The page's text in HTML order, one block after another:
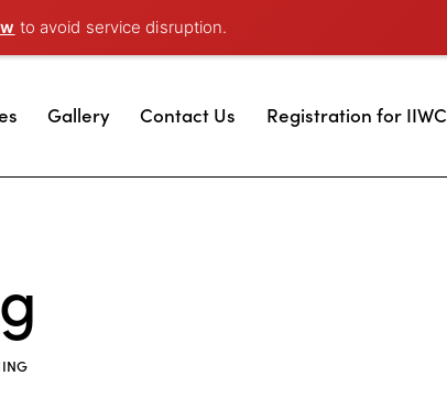
to avoid service disruption.
Gallery Contact Us Registration for IIWC